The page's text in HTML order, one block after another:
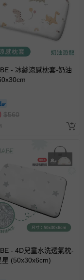
退貨，而該訂單保
活動贈品亦需一併退
適用七天鑑賞期/猶
即將逾期（例如生鮮
名貼等）。
封、使用，則酌收整
體（例如 DVD、CD
經提供即為完成之線
（例如線上課程、遊
物、泳裝、襪子、地
乳器、哺乳衣、托腹
- 冰絲涼感枕套-奶油
$560
- 4D兒童水洗透氣枕-
星 (50x30x6cm)